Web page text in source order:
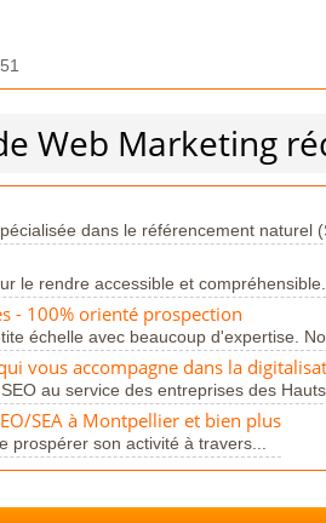
Web Marketing
dans le référencement naturel
le rendre accessible et compréhensible.
- 100% orienté prospection
échelle avec beaucoup d'expertise.
vous accompagne dans la
au service des entreprises des
SEA à Montpellier et bien plus
prospérer son activité à travers...